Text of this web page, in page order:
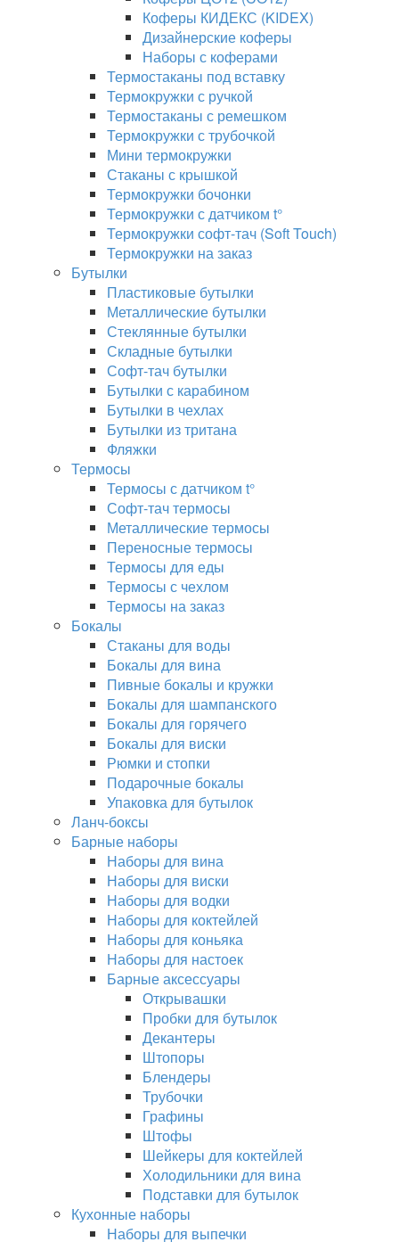
Коферы КИДЕКС (KIDEX)
Дизайнерские коферы
Наборы с коферами
Термостаканы под вставку
Термокружки с ручкой
Термостаканы с ремешком
Термокружки с трубочкой
Мини термокружки
Стаканы с крышкой
Термокружки бочонки
Термокружки с датчиком t°
Термокружки софт-тач (Soft Touch)
Термокружки на заказ
Бутылки
Пластиковые бутылки
Металлические бутылки
Стеклянные бутылки
Складные бутылки
Софт-тач бутылки
Бутылки с карабином
Бутылки в чехлах
Бутылки из тритана
Фляжки
Термосы
Термосы с датчиком t°
Софт-тач термосы
Металлические термосы
Переносные термосы
Термосы для еды
Термосы с чехлом
Термосы на заказ
Бокалы
Стаканы для воды
Бокалы для вина
Пивные бокалы и кружки
Бокалы для шампанского
Бокалы для горячего
Бокалы для виски
Рюмки и стопки
Подарочные бокалы
Упаковка для бутылок
Ланч-боксы
Барные наборы
Наборы для вина
Наборы для виски
Наборы для водки
Наборы для коктейлей
Наборы для коньяка
Наборы для настоек
Барные аксессуары
Открывашки
Пробки для бутылок
Декантеры
Штопоры
Блендеры
Трубочки
Графины
Штофы
Шейкеры для коктейлей
Холодильники для вина
Подставки для бутылок
Кухонные наборы
Наборы для выпечки